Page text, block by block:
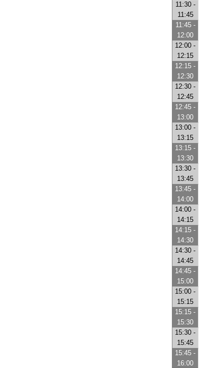
11:30 -
11:45
11:45 -
12:00
12:00 -
12:15
12:15 -
12:30
12:30 -
12:45
12:45 -
13:00
13:00 -
13:15
13:15 -
13:30
13:30 -
13:45
13:45 -
14:00
14:00 -
14:15
14:15 -
14:30
14:30 -
14:45
14:45 -
15:00
15:00 -
15:15
15:15 -
15:30
15:30 -
15:45
15:45 -
16:00